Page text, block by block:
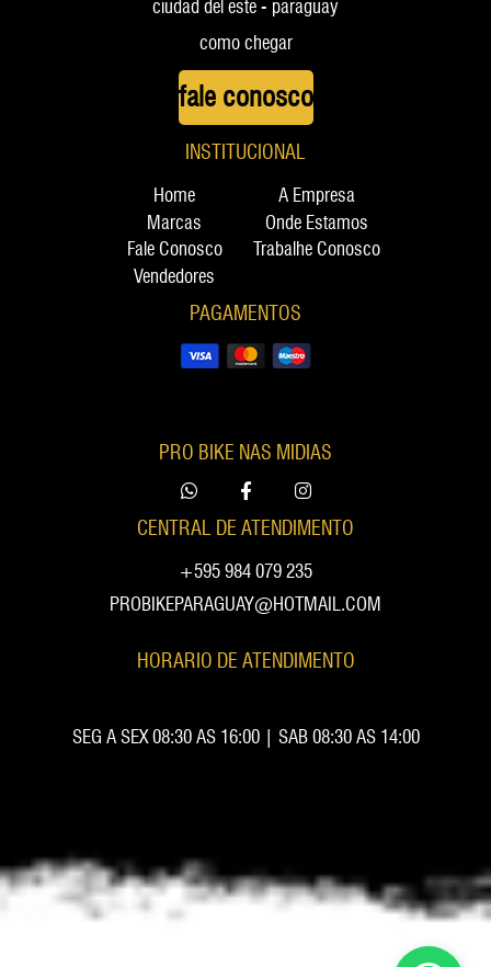
ciudad del este - paraguay
como chegar
fale conosco
INSTITUCIONAL
Home
A Empresa
Marcas
Onde Estamos
Fale Conosco
Trabalhe Conosco
Vendedores
PAGAMENTOS
PRO BIKE NAS MIDIAS
CENTRAL DE ATENDIMENTO
+595 984 079 235
PROBIKEPARAGUAY@HOTMAIL.COM
HORARIO DE ATENDIMENTO
SEG A SEX 08:30 AS 16:00 | SAB 08:30 AS 14:00